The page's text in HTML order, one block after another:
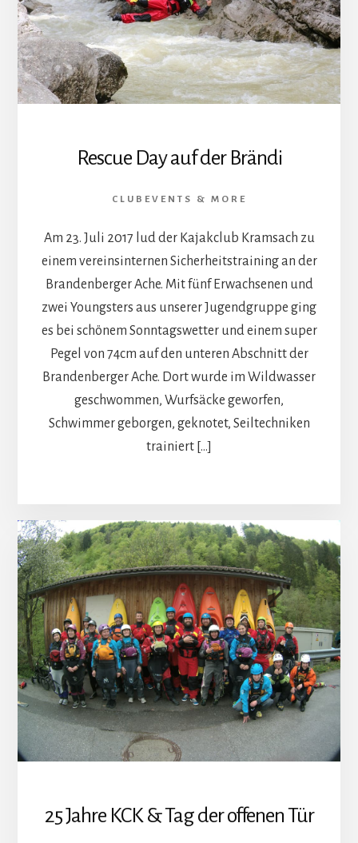
Rescue Day auf der Brändi
CLUBEVENTS & MORE
Am 23. Juli 2017 lud der Kajakclub Kramsach zu
einem vereinsinternen Sicherheitstraining an der
Brandenberger Ache. Mit fünf Erwachsenen und
zwei Youngsters aus unserer Jugendgruppe ging
es bei schönem Sonntagswetter und einem super
Pegel von 74cm auf den unteren Abschnitt der
Brandenberger Ache. Dort wurde im Wildwasser
geschwommen, Wurfsäcke geworfen,
Schwimmer geborgen, geknotet, Seiltechniken
trainiert […]
25 Jahre KCK & Tag der offenen Tür